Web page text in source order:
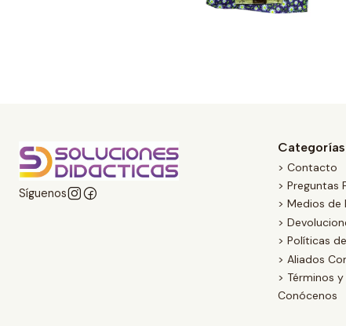
Síguenos
Categorías
> Contacto
> Preguntas
> Medios de
>
> Políticas
> Aliados
> Términos
Conócenos